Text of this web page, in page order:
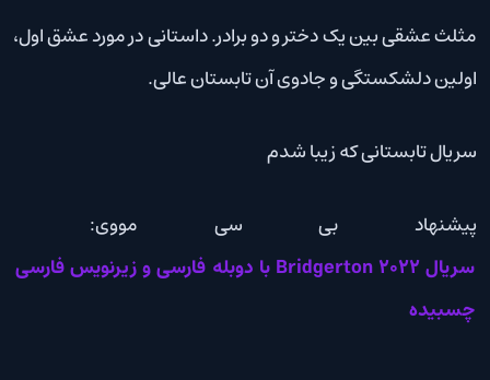
مثلث عشقی بین یک دختر و دو برادر. داستانی در مورد عشق اول،
اولین دلشکستگی و جادوی آن تابستان عالی.
سریال تابستانی که زیبا شدم
پیشنهاد بی سی مووی:
سریال Bridgerton 2022 با دوبله فارسی و زیرنویس فارسی
چسبیده